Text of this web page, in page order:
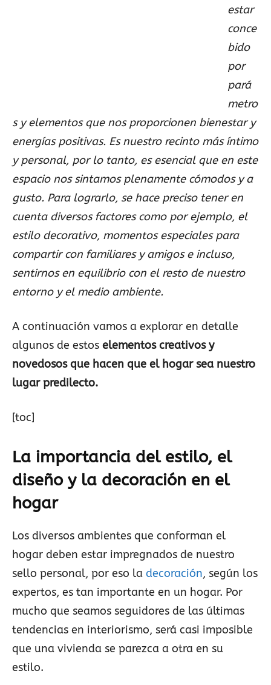
estar
conce
bido
por
pará
metro
s y elementos que nos proporcionen bienestar y
energías positivas. Es nuestro recinto más íntimo
y personal, por lo tanto, es esencial que en este
espacio nos sintamos plenamente cómodos y a
gusto. Para lograrlo, se hace preciso tener en
cuenta diversos factores como por ejemplo, el
estilo decorativo, momentos especiales para
compartir con familiares y amigos e incluso,
sentirnos en equilibrio con el resto de nuestro
entorno y el medio ambiente.
A continuación vamos a explorar en detalle
algunos de estos elementos creativos y
novedosos que hacen que el hogar sea nuestro
lugar predilecto.
[toc]
La importancia del estilo, el
diseño y la decoración en el
hogar
Los diversos ambientes que conforman el
hogar deben estar impregnados de nuestro
sello personal, por eso la decoración, según los
expertos, es tan importante en un hogar. Por
mucho que seamos seguidores de las últimas
tendencias en interiorismo, será casi imposible
que una vivienda se parezca a otra en su
estilo.